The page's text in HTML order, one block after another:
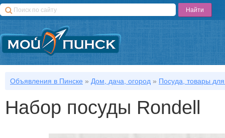
Объявления в Пинске » Дом, дача, огород » Посуда, товары
Набор посуды Rondell